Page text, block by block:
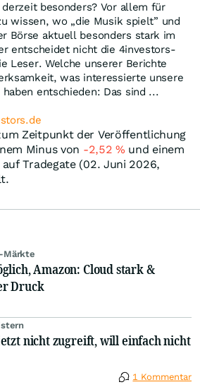
besonders? Vor allem für
wissen, wo „die Musik spielt” und
Börse aktuell besonders stark im
entscheidet nicht die 4investors-
Leser. Welche unserer Berichte
was interessierte unsere
entschieden: Das sind ...
Zeitpunkt der Veröffentlichung
Minus von -2,52% und einem
auf Tradegate (02. Juni 2026,
Märkte
Amazon: Cloud stark &
Druck
nicht zugreift, will einfach nicht
1 Kommentar